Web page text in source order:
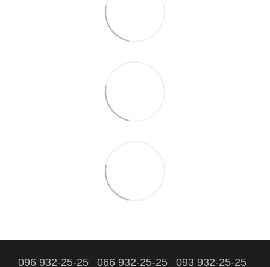
096 932-25-25 066 932-25-25 093 932-25-25